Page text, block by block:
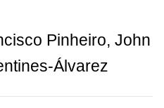
Pinheiro, John
Álvarez